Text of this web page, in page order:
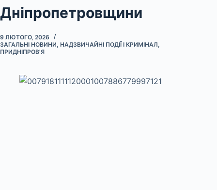
Дніпропетровщини
9 ЛЮТОГО, 2026
ЗАГАЛЬНІ НОВИНИ, НАДЗВИЧАЙНІ ПОДІЇ І КРИМІНАЛ,
ПРИДНІПРОВ'Я